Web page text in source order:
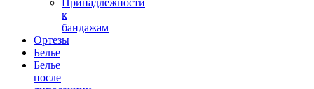
к
бандажам
Ортезы
Белье
Белье
после